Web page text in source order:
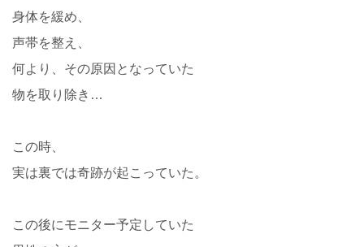
身体を緩め、
声帯を整え、
何より、その原因となっていた
物を取り除き…
この時、
実は裏では奇跡が起こっていた。
この後にモニター予定していた